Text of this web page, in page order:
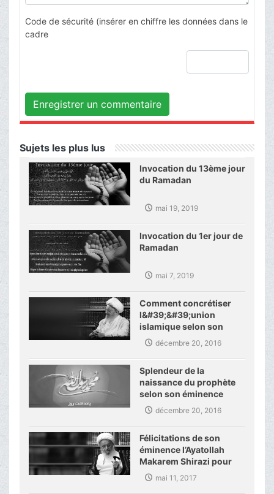
Code de sécurité (insérer en chiffre les données dans le
cadre
Enregistrer un commentaire
Sujets les plus lus
Invocation du 13ème jour
du Ramadan
mai 19, 2019
Invocation du 1er jour de
Ramadan
mai 7, 2019
Comment concrétiser
l&#39;&#39;union
islamique selon son
éminence
décembre 20, 2016
Splendeur de la
naissance du prophète
selon son éminence
décembre 20, 2016
Félicitations de son
éminence l’Ayatollah
Makarem Shirazi pour
les activités de
l’académie des sciences
mai 11, 2017